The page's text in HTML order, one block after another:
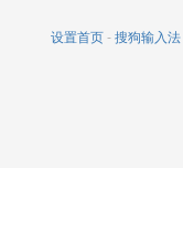
设置首页 - 搜狗输入法